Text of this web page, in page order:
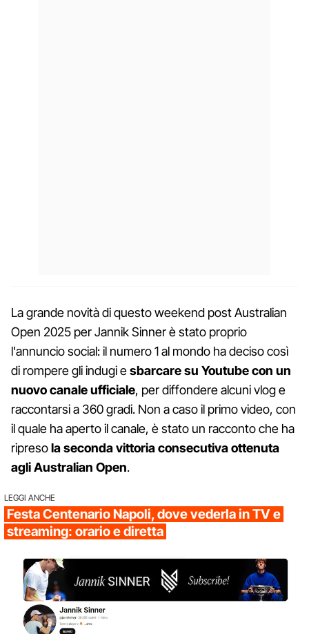
La grande novità di questo weekend post Australian
Open 2025 per Jannik Sinner è stato proprio
l'annuncio social: il numero 1 al mondo ha deciso così
di rompere gli indugi esbarcare su Youtube con un
nuovo canale ufficiale, per diffondere alcuni vlog e
raccontarsi a 360 gradi. Non a caso il primo video, con
il quale ha aperto il canale, è stato un racconto che ha
ripresola seconda vittoria consecutiva ottenuta
agli Australian Open.
LEGGI ANCHE
Festa Centenario Napoli, dove vederla in TV e
streaming: orario e diretta